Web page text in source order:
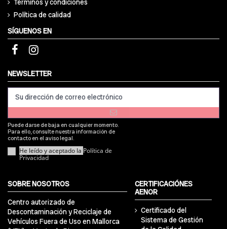
Términos y condiciones
Política de calidad
SÍGUENOS EN
NEWSLETTER
Puede darse de baja en cualquier momento.
Para ello, consulte nuestra información de
contacto en el aviso legal.
He leído y aceptado la Política de
Privacidad
SOBRE NOSOTROS
Centro autorizado de
Descontaminación y Reciclaje de
Vehículos Fuera de Uso en Mallorca
CERTIFICACIÓNES
AENOR
Certificado del
Sistema de Gestión